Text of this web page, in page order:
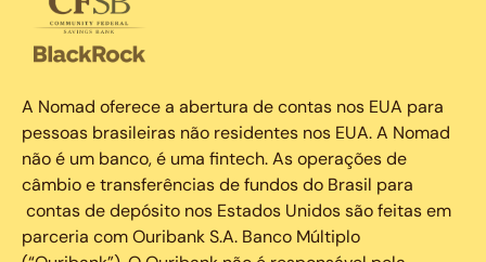
A Nomad oferece a abertura de contas nos EUA para
pessoas brasileiras não residentes nos EUA. A Nomad
não é um banco, é uma fintech. As operações de
câmbio e transferências de fundos do Brasil para
contas de depósito nos Estados Unidos são feitas em
parceria com Ouribank S.A. Banco Múltiplo